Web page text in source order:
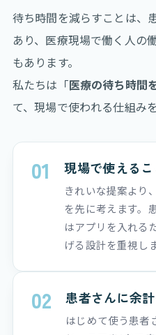
待ち時間を減らすことは、
あり、医療現場で働く人の
もあります。
私たちは「医療の待ち時間
て、現場で使われる仕組み
01 現場で使える
きれいな提案より
を先に考えます。
はアプリを入れる
げる設計を重視しま
02 患者さんに余
はじめて使う患者